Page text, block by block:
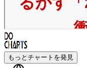
もっとチャートを発見